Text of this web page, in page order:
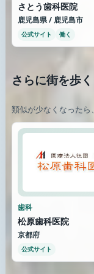
さとう歯科医院
鹿児島県 / 鹿児島市
公式サイト 働く
さらに街を歩く
類似が少なくなったら
歯科
松原歯科医院
京都府
公式サイト